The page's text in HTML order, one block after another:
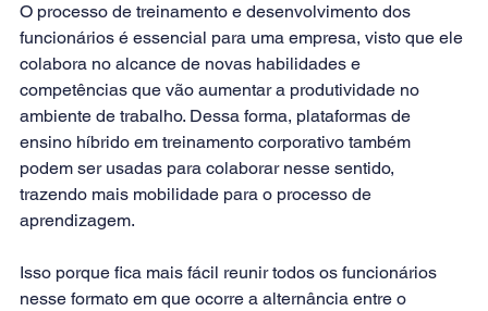
O processo de treinamento e desenvolvimento dos
funcionários é essencial para uma empresa, visto que ele
colabora no alcance de novas habilidades e
competências que vão aumentar a produtividade no
ambiente de trabalho. Dessa forma, plataformas de
ensino híbrido em treinamento corporativo também
podem ser usadas para colaborar nesse sentido,
trazendo mais mobilidade para o processo de
aprendizagem.
Isso porque fica mais fácil reunir todos os funcionários
nesse formato em que ocorre a alternância entre o